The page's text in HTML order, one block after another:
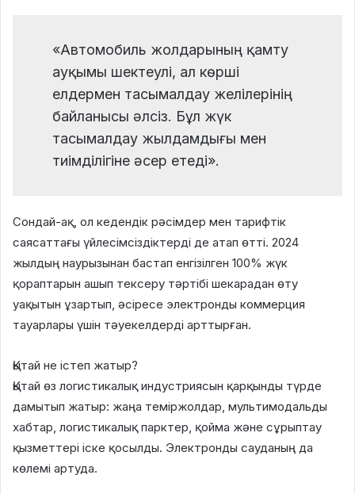
«Автомобиль жолдарының қамту
ауқымы шектеулі, ал көрші
елдермен тасымалдау желілерінің
байланысы әлсіз. Бұл жүк
тасымалдау жылдамдығы мен
тиімділігіне әсер етеді».
Сондай-ақ, ол кедендік рәсімдер мен тарифтік
саясаттағы үйлесімсіздіктерді де атап өтті. 2024
жылдың наурызынан бастап енгізілген 100% жүк
қораптарын ашып тексеру тәртібі шекарадан өту
уақытын ұзартып, әсіресе электронды коммерция
тауарлары үшін тәуекелдерді арттырған.
Қытай не істеп жатыр?
Қытай өз логистикалық индустриясын қарқынды түрде
дамытып жатыр: жаңа теміржолдар, мультимодальды
хабтар, логистикалық парктер, қойма және сұрыптау
қызметтері іске қосылды. Электронды сауданың да
көлемі артуда.